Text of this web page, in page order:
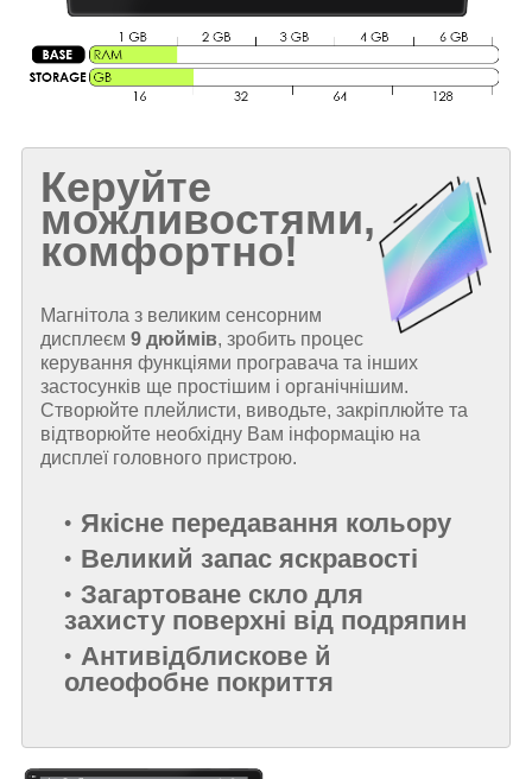
Керуйте
можливостями,
комфортно!
Магнітола з великим сенсорним
дисплеєм 9 дюймів, зробить процес
керування функціями програвача та інших
застосунків ще простішим і органічнішим.
Створюйте плейлисти, виводьте, закріплюйте та
відтворюйте необхідну Вам інформацію на
дисплеї головного пристрою.
Якісне передавання кольору
Великий запас яскравості
Загартоване скло для
захисту поверхні від подряпин
Антивідблискове й
олеофобне покриття